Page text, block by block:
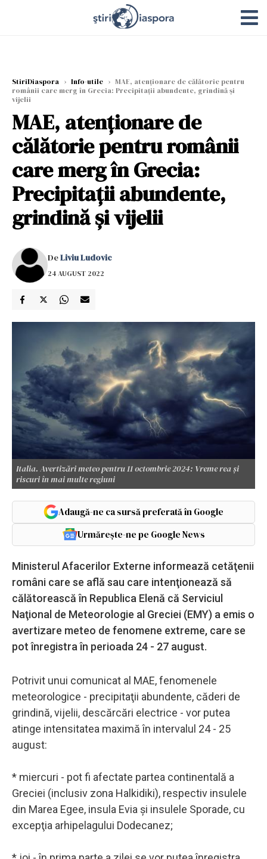
StiriDiaspora › Info-utile › MAE, atenţionare de călătorie pentru
românii care merg în Grecia: Precipitaţii abundente, grindină şi
vijelii
MAE, atenţionare de
călătorie pentru românii
care merg în Grecia:
Precipitaţii abundente,
grindină şi vijelii
DeLiviu Ludovic
24 AUGUST 2022
Italia. Avertizări meteo pentru 11 octombrie 2024: Vreme rea și
riscuri în mai multe regiuni
Adaugă-ne ca sursă preferată în Google
Urmărește-ne pe Google News
Ministerul Afacerilor Externe informează cetăţenii
români care se află sau care intenţionează să
călătorească în Republica Elenă că Serviciul
Naţional de Meteorologie al Greciei (EMY) a emis o
avertizare meteo de fenomene extreme, care se
pot înregistra în perioada 24 - 27 august.
Potrivit unui comunicat al MAE, fenomenele
meteorologice - precipitaţii abundente, căderi de
grindină, vijelii, descărcări electrice - vor putea
atinge intensitatea maximă în intervalul 24 - 25
august:
* miercuri - pot fi afectate partea continentală a
Greciei (inclusiv zona Halkidiki), respectiv insulele
din Marea Egee, insula Evia şi insulele Sporade, cu
excepţia arhipelagului Dodecanez;